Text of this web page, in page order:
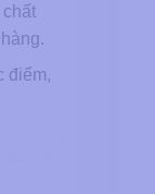
điểm,